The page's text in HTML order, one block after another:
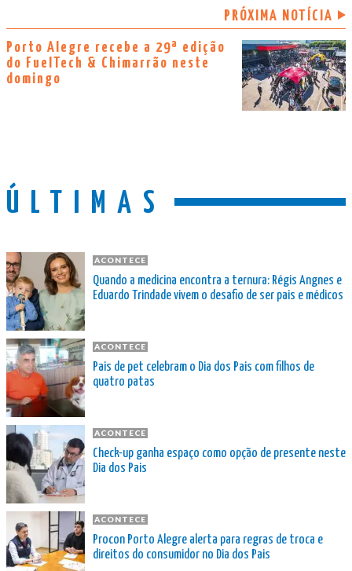
PRÓXIMA NOTÍCIA
Porto Alegre recebe a 29ª edição
do FuelTech & Chimarrão neste
domingo
ÚLTIMAS
ACONTECE
Quando a medicina encontra a ternura: Régis Angnes e
Eduardo Trindade vivem o desafio de ser pais e médicos
ACONTECE
Pais de pet celebram o Dia dos Pais com filhos de
quatro patas
ACONTECE
Check-up ganha espaço como opção de presente neste
Dia dos Pais
ACONTECE
Procon Porto Alegre alerta para regras de troca e
direitos do consumidor no Dia dos Pais